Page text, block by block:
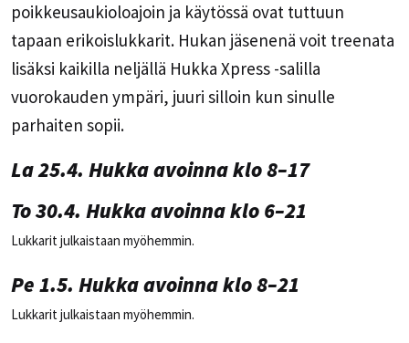
poikkeusaukioloajoin ja käytössä ovat tuttuun
tapaan erikoislukkarit. Hukan jäsenenä voit treenata
lisäksi kaikilla neljällä Hukka Xpress -salilla
vuorokauden ympäri, juuri silloin kun sinulle
parhaiten sopii.
La 25.4. Hukka avoinna klo 8–17
To 30.4. Hukka avoinna klo 6–21
Lukkarit julkaistaan myöhemmin.
Pe 1.5. Hukka avoinna klo 8–21
Lukkarit julkaistaan myöhemmin.